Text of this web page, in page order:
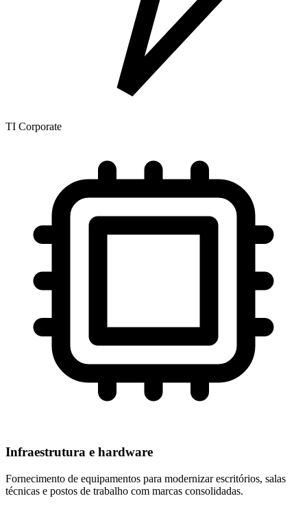
TI Corporate
Infraestrutura e hardware
Fornecimento de equipamentos para modernizar escritórios, salas
técnicas e postos de trabalho com marcas consolidadas.